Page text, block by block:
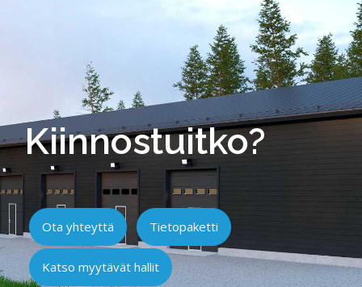
Kiinnostuitko?
Ota yhteyttä Tietopaketti
Katso myytävät hallit